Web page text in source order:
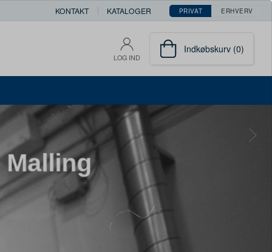
KONTAKT KATALOGER PRIVAT ERHVERV
LOG IND
Indkøbskurv (0)